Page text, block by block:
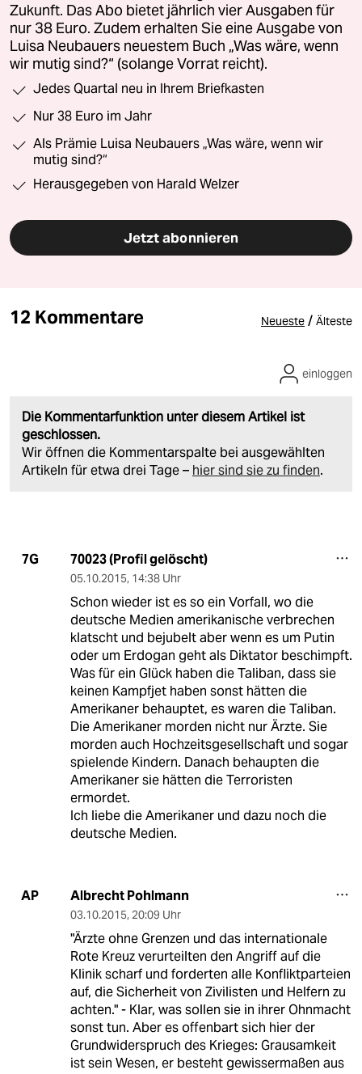
Zukunft. Das Abo bietet jährlich vier Ausgaben für
nur 38 Euro. Zudem erhalten Sie eine Ausgabe von
Luisa Neubauers neuestem Buch „Was wäre, wenn
wir mutig sind?“ (solange Vorrat reicht).
Jedes Quartal neu in Ihrem Briefkasten
Nur 38 Euro im Jahr
Als Prämie Luisa Neubauers „Was wäre, wenn wir
mutig sind?“
Herausgegeben von Harald Welzer
Jetzt abonnieren
12 Kommentare Neueste / Älteste
Die Kommentarfunktion unter diesem Artikel ist
geschlossen.
Wir öffnen die Kommentarspalte bei ausgewählten
Artikeln für etwa drei Tage – hier sind sie zu finden.
einloggen
7G 70023 (Profil gelöscht)
05.10.2015, 14:38 Uhr
Schon wieder ist es so ein Vorfall, wo die
deutsche Medien amerikanische verbrechen
klatscht und bejubelt aber wenn es um Putin
oder um Erdogan geht als Diktator beschimpft.
Was für ein Glück haben die Taliban, dass sie
keinen Kampfjet haben sonst hätten die
Amerikaner behauptet, es waren die Taliban.
Die Amerikaner morden nicht nur Ärzte. Sie
morden auch Hochzeitsgesellschaft und sogar
spielende Kindern. Danach behaupten die
Amerikaner sie hätten die Terroristen
ermordet.
Ich liebe die Amerikaner und dazu noch die
deutsche Medien.
AP Albrecht Pohlmann
03.10.2015, 20:09 Uhr
"Ärzte ohne Grenzen und das internationale
Rote Kreuz verurteilten den Angriff auf die
Klinik scharf und forderten alle Konfliktparteien
auf, die Sicherheit von Zivilisten und Helfern zu
achten." - Klar, was sollen sie in ihrer Ohnmacht
sonst tun. Aber es offenbart sich hier der
Grundwiderspruch des Krieges: Grausamkeit
ist sein Wesen, er besteht gewissermaßen aus